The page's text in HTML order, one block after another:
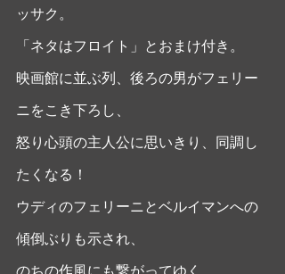
ッサク。
「ネタはフロイト」とおまけ付き。
映画館に並ぶ列、後ろの男がフェリー
ニをこき下ろし、
怒り心頭の主人公に思いきり、同調し
たくなる！
ウディのフェリーニとベルイマンへの
傾倒ぶりも示され、